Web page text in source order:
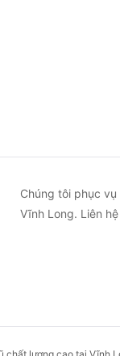
Chúng tôi phục
Vĩnh Long. Liên